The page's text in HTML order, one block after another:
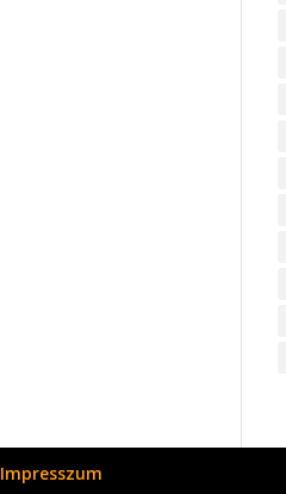
Impresszum